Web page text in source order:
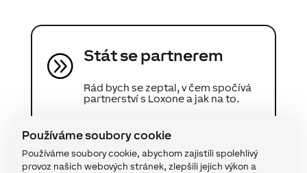
Používáme soubory cookie
Používáme soubory cookie, abychom zajistili spolehlivý
provoz našich webových stránek, zlepšili jejich výkon a
A Stát se partnerem
Rád bych se zeptal, v čem spočívá
partnerství s Loxone a jak na to.